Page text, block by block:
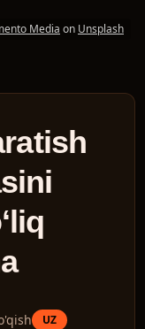
Media on Unsplash
UZ